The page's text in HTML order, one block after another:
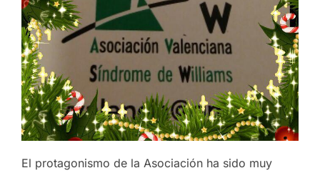
El protagonismo de la Asociación ha sido muy